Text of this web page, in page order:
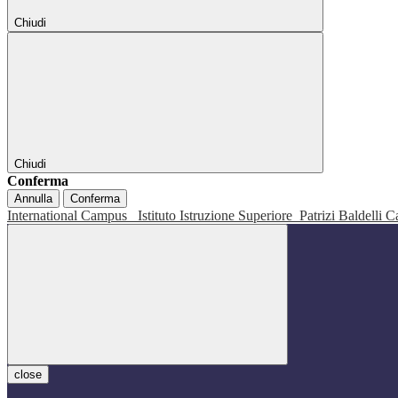
Chiudi
Chiudi
Conferma
Annulla Conferma
International Campus Istituto Istruzione Superiore Patrizi Baldelli
close